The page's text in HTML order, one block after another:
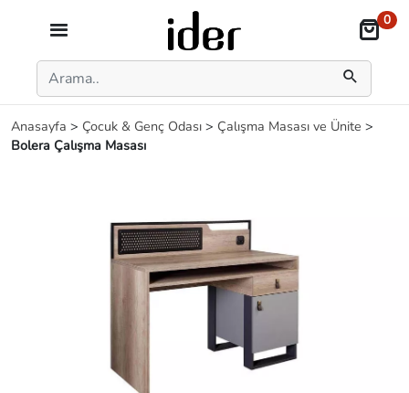
0
Anasayfa > Çocuk & Genç Odası > Çalışma Masası ve Ünite >
Bolera Çalışma Masası